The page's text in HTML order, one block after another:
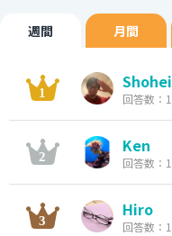
週間 月間
Shohei
回答数：
Ken
回答数：
Hiro
回答数：